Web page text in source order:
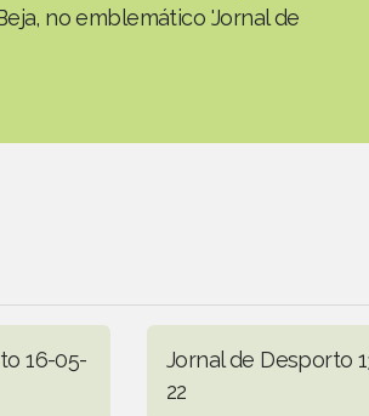
no emblemático 'Jornal de
16-05-
Jornal de Desporto
22